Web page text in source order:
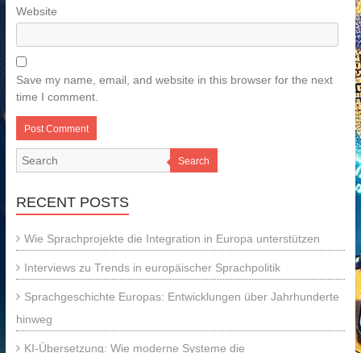
Website
Save my name, email, and website in this browser for the next
time I comment.
Search
RECENT POSTS
Wie Sprachprojekte die Integration in Europa unterstützen
Interviews zu Trends in europäischer Sprachpolitik
Sprachgeschichte Europas: Entwicklungen über Jahrhunderte
hinweg
KI-Übersetzung: Wie moderne Systeme die